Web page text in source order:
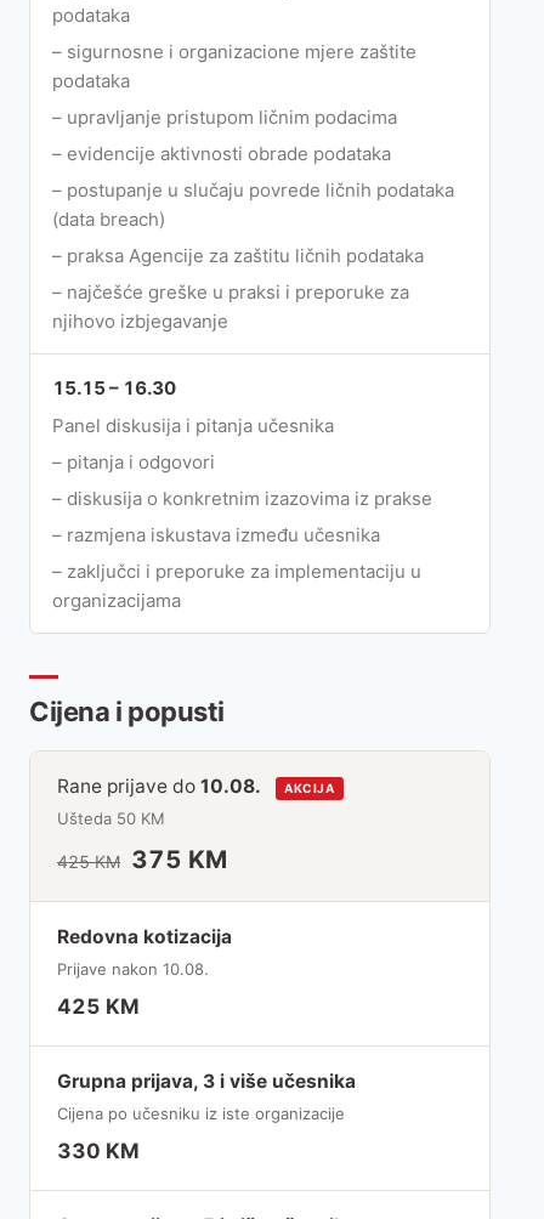
podataka
– sigurnosne i organizacione mjere zaštite
podataka
– upravljanje pristupom ličnim podacima
– evidencije aktivnosti obrade podataka
– postupanje u slučaju povrede ličnih podataka
(data breach)
– praksa Agencije za zaštitu ličnih podataka
– najčešće greške u praksi i preporuke za
njihovo izbjegavanje
15.15 – 16.30
Panel diskusija i pitanja učesnika
– pitanja i odgovori
– diskusija o konkretnim izazovima iz prakse
– razmjena iskustava između učesnika
– zaključci i preporuke za implementaciju u
organizacijama
Cijena i popusti
Rane prijave do 10.08. AKCIJA
Ušteda 50 KM
425 KM 375 KM
Redovna kotizacija
Prijave nakon 10.08.
425 KM
Grupna prijava, 3 i više učesnika
Cijena po učesniku iz iste organizacije
330 KM